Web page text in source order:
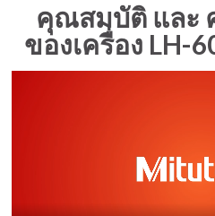
คุณสมบัติ และ
ของเครื่อง LH-